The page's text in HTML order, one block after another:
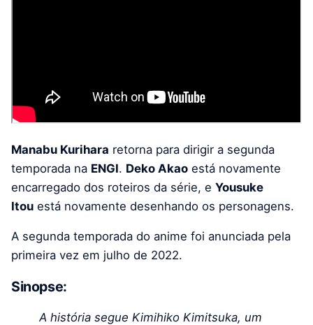
Manabu Kurihara retorna para dirigir a segunda
temporada na ENGI. Deko Akao está novamente
encarregado dos roteiros da série, e Yousuke
Itou está novamente desenhando os personagens.
A segunda temporada do anime foi anunciada pela
primeira vez em julho de 2022.
Sinopse:
A história segue Kimihiko Kimitsuka, um